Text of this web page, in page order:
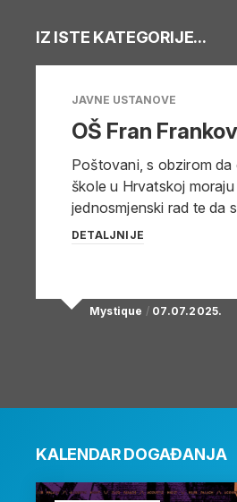
IZ ISTE KATEGORIJE...
JAVNE USTANOVE
OŠ Fran
Poštovani, s obzirom da
škole u Hrvatskoj moraju
jednosmjenski rad te da
DETALJNIJE
Mystique / 07.07.2025.
KALENDAR DOGAĐANJA